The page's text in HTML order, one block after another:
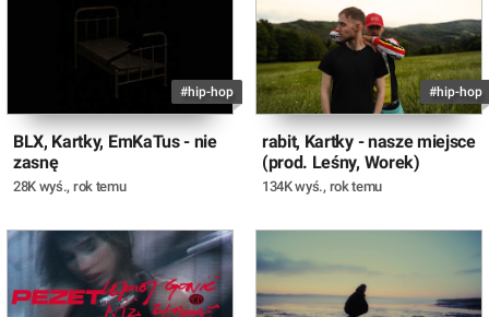
#hip-hop
BLX, Kartky, EmKaTus - nie
zasnę
28K wyś., rok temu
#hip-hop
rabit, Kartky - nasze miejsce
(prod. Leśny, Worek)
134K wyś., rok temu